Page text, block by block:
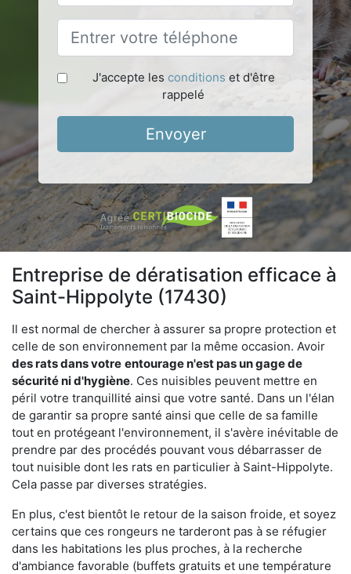
J'accepte les conditions et d'être
rappelé
Envoyer
Entreprise de dératisation efficace à
Saint-Hippolyte (17430)
Il est normal de chercher à assurer sa propre protection et
celle de son environnement par la même occasion. Avoir
des rats dans votre entourage n'est pas un gage de
sécurité ni d'hygiène. Ces nuisibles peuvent mettre en
péril votre tranquillité ainsi que votre santé. Dans un l'élan
de garantir sa propre santé ainsi que celle de sa famille
tout en protégeant l'environnement, il s'avère inévitable de
prendre par des procédés pouvant vous débarrasser de
tout nuisible dont les rats en particulier à Saint-Hippolyte.
Cela passe par diverses stratégies.
En plus, c'est bientôt le retour de la saison froide, et soyez
certains que ces rongeurs ne tarderont pas à se réfugier
dans les habitations les plus proches, à la recherche
d'ambiance favorable (buffets gratuits et une température